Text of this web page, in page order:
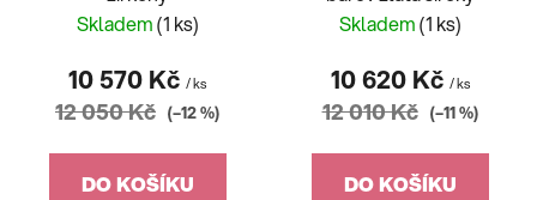
Skladem(1 ks)
10 570 Kč / ks
12 050 Kč (–12 %)
DO KOŠÍKU
Skladem(1 ks)
10 620 Kč / ks
12 010 Kč (–11 %)
DO KOŠÍKU